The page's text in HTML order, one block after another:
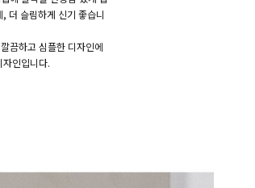
더 슬림하게 신기 좋습니
끔하고 심플한 디자인에
인입니다.